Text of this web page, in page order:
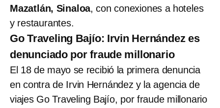
Mazatlán, Sinaloa, con conexiones a hoteles
y restaurantes.
Go Traveling Bajío: Irvin Hernández es
denunciado por fraude millonario
El 18 de mayo se recibió la primera denuncia
en contra de Irvin Hernández y la agencia de
viajes Go Traveling Bajío, por fraude millonario